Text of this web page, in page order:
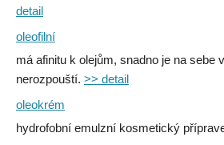
detail
oleofilní
má afinitu k olejům, snadno je na sebe
nerozpouští. >> detail
oleokrém
hydrofobní emulzní kosmetický